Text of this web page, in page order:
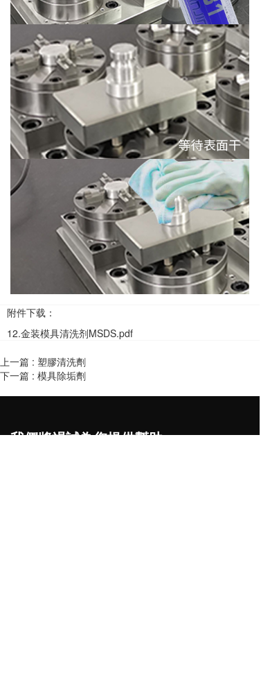
附件下载：
12.金装模具清洗剂MSDS.pdf
上一篇 : 塑膠清洗劑
下一篇 : 模具除垢劑
我們將竭誠為您提供幫助